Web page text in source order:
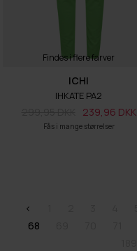
Findes i flere farver
Fås i mange størrelser
ICHI
IHKATE PA2
239,96 DKK
<
68